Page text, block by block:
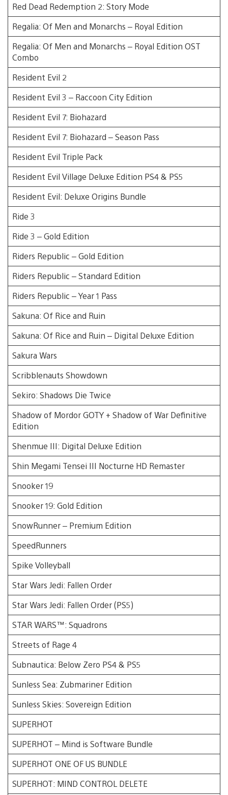
Red Dead Redemption 2: Story Mode
Regalia: Of Men and Monarchs – Royal Edition
Regalia: Of Men and Monarchs – Royal Edition OST
Combo
Resident Evil 2
Resident Evil 3 – Raccoon City Edition
Resident Evil 7: Biohazard
Resident Evil 7: Biohazard – Season Pass
Resident Evil Triple Pack
Resident Evil Village Deluxe Edition PS4 & PS5
Resident Evil: Deluxe Origins Bundle
Ride 3
Ride 3 – Gold Edition
Riders Republic – Gold Edition
Riders Republic – Standard Edition
Riders Republic – Year 1 Pass
Sakuna: Of Rice and Ruin
Sakuna: Of Rice and Ruin – Digital Deluxe Edition
Sakura Wars
Scribblenauts Showdown
Sekiro: Shadows Die Twice
Shadow of Mordor GOTY + Shadow of War Definitive
Edition
Shenmue III: Digital Deluxe Edition
Shin Megami Tensei III Nocturne HD Remaster
Snooker 19
Snooker 19: Gold Edition
SnowRunner – Premium Edition
SpeedRunners
Spike Volleyball
Star Wars Jedi: Fallen Order
Star Wars Jedi: Fallen Order (PS5)
STAR WARS™: Squadrons
Streets of Rage 4
Subnautica: Below Zero PS4 & PS5
Sunless Sea: Zubmariner Edition
Sunless Skies: Sovereign Edition
SUPERHOT
SUPERHOT – Mind is Software Bundle
SUPERHOT ONE OF US BUNDLE
SUPERHOT: MIND CONTROL DELETE